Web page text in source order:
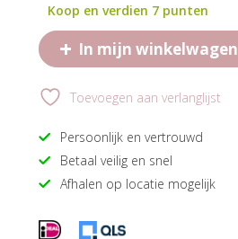
Koop en verdien 7 punten
+ In mijn winkelwagen
Toevoegen aan verlanglijst
Persoonlijk en vertrouwd
Betaal veilig en snel
Afhalen op locatie mogelijk